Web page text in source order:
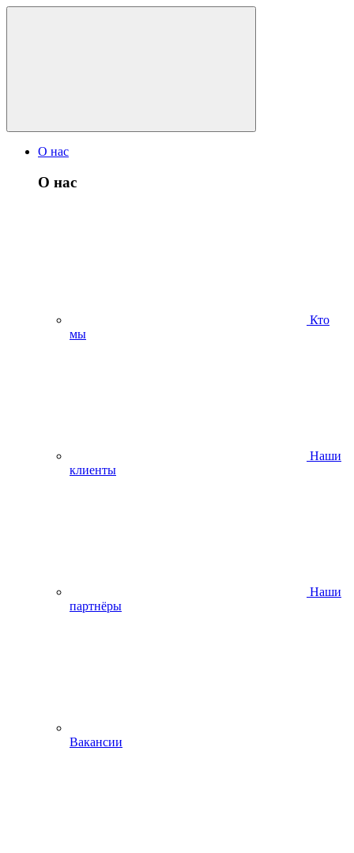
О нас
О нас
Кто
мы
Наши
клиенты
Наши
партнёры
Вакансии